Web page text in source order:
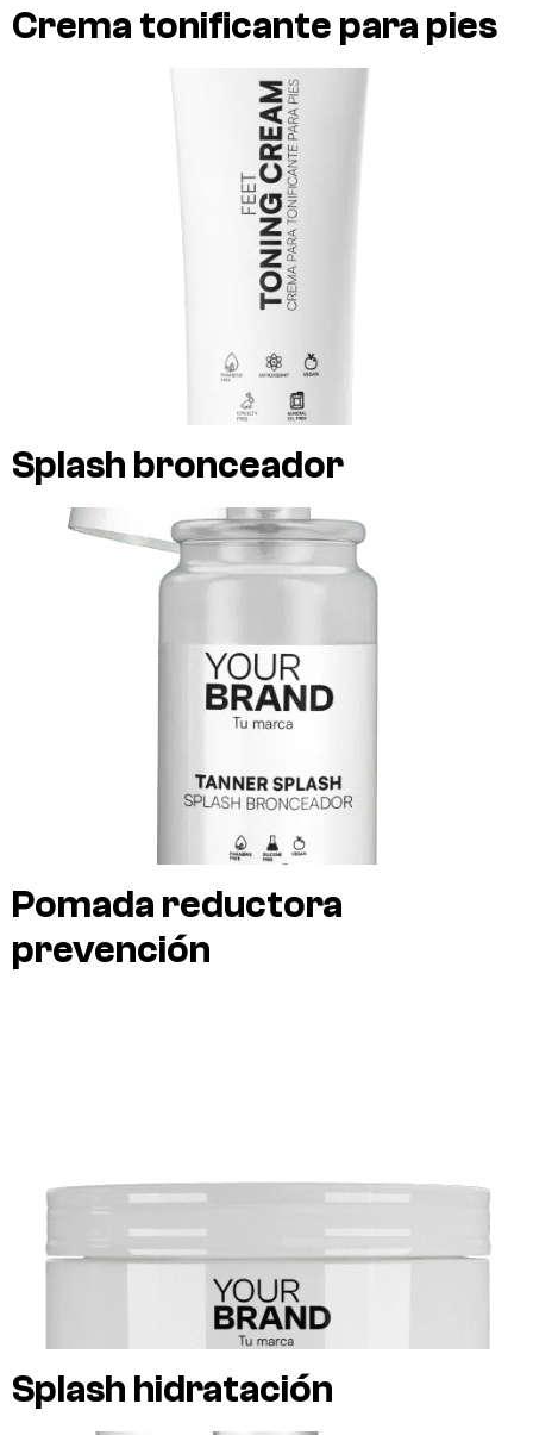
Crema tonificante para pies
Splash bronceador
Pomada reductora
prevención
Splash hidratación